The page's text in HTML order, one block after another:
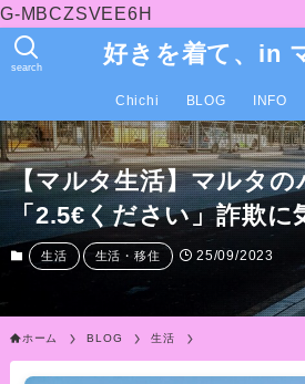
G-MBCZSVEE6H
好きを着て、in
search
Chichi BLOG INFO
【マルタ生活】マルタの
「2.5€ください」詐欺
生活 生活・移住 25/09/2023
ホーム BLOG 生活